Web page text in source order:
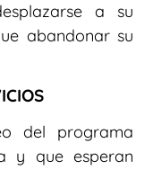
a su
abandonar su
del programa
y que esperan